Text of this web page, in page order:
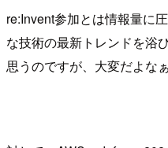
re:Invent参加とは情報量に
な技術の最新トレンドを浴
思うのですが、大変だよな